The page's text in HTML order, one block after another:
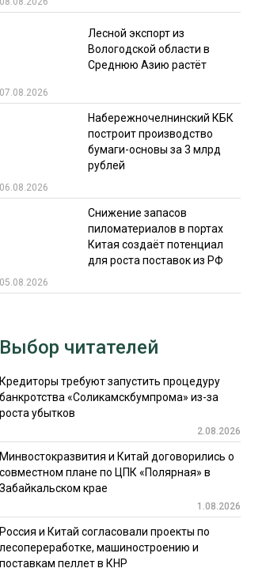
МЕРОПРИЯТИЙ
Лесной экспорт из
Вологодской области в
Среднюю Азию растёт
07.08.2026
Набережночелнинский КБК
построит производство
бумаги-основы за 3 млрд
рублей
06.08.2026
Снижение запасов
пиломатериалов в портах
Китая создаёт потенциал
для роста поставок из РФ
05.08.2026
Выбор читателей
Кредиторы требуют запустить процедуру
банкротства «Соликамскбумпрома» из-за
роста убытков
2.08.2026
Минвостокразвития и Китай договорились о
совместном плане по ЦПК «Полярная» в
Забайкальском крае
1.08.2026
Россия и Китай согласовали проекты по
лесопереработке, машиностроению и
поставкам пеллет в КНР